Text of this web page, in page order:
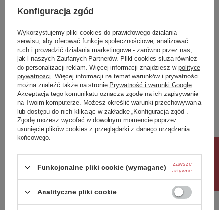
Symbol
oczekiwania na dostawę z
produkcji (dni):
Gwarancja w miesiącach 24
kolor Brąz
Potrzebujesz pomocy? Masz pytania?
Zadaj pytanie a my odpowiemy niezwłocznie,
najciekawsze pytania i odpowiedzi publikując
dla innych.
Zadaj pytanie
5/5
Konfiguracja zgód
Wykorzystujemy pliki cookies do prawidłowego działania
serwisu, aby oferować funkcje społecznościowe, analizować
ruch i prowadzić działania marketingowe - zarówno przez nas,
jak i naszych Zaufanych Partnerów. Pliki cookies służą również
do personalizacji reklam. Więcej informacji znajdziesz w polityce
prywatności . Więcej informacji na temat warunków i prywatności
można znaleźć także na stronie Prywatność i warunki Google
Akceptacja tego komunikatu oznacza zgodę na ich zapisywanie
na Twoim komputerze. Możesz określić warunki przechowywania
lub dostępu do nich klikając w zakładkę „Konfiguracja zgód”.
Zgodę możesz wycofać w dowolnym momencie poprzez
usunięcie plików cookies z przeglądarki z danego urządzenia
końcowego.
Funkcjonalne pliki cookie (wymagane)
Zawsze
aktywne
Analityczne pliki cookie